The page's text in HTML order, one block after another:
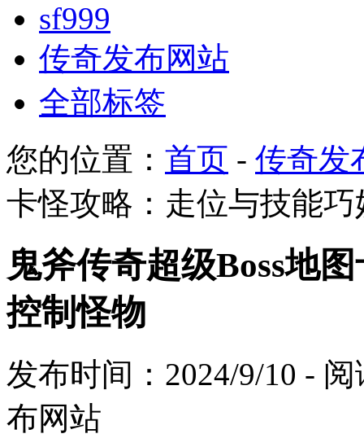
sf999
传奇发布网站
全部标签
您的位置： 首页 - 传奇发
卡怪攻略：走位与技能
鬼斧传奇超级Boss地
控制怪物
发布时间：2024/9/10 -
布网站